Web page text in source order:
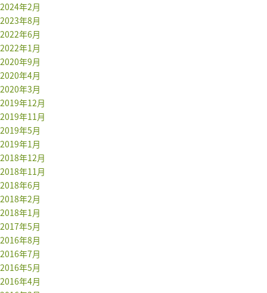
2024年2月
2023年8月
2022年6月
2022年1月
2020年9月
2020年4月
2020年3月
2019年12月
2019年11月
2019年5月
2019年1月
2018年12月
2018年11月
2018年6月
2018年2月
2018年1月
2017年5月
2016年8月
2016年7月
2016年5月
2016年4月